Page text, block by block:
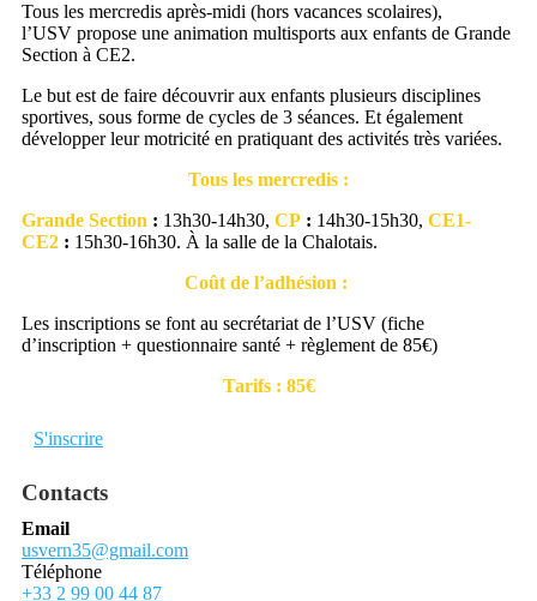
Tous les mercredis après-midi (hors vacances scolaires),
l’USV propose une animation multisports aux enfants de Grande
Section à CE2.
Le but est de faire découvrir aux enfants plusieurs disciplines
sportives, sous forme de cycles de 3 séances. Et également
développer leur motricité en pratiquant des activités très variées.
Tous les mercredis :
Grande Section : 13h30-14h30, CP : 14h30-15h30, CE1-
CE2 : 15h30-16h30. À la salle de la Chalotais.
Coût de l’adhésion :
Les inscriptions se font au secrétariat de l’USV (fiche
d’inscription + questionnaire santé + règlement de 85€)
Tarifs : 85€
S'inscrire
Contacts
Email
usvern35@gmail.com
Téléphone
+33 2 99 00 44 87